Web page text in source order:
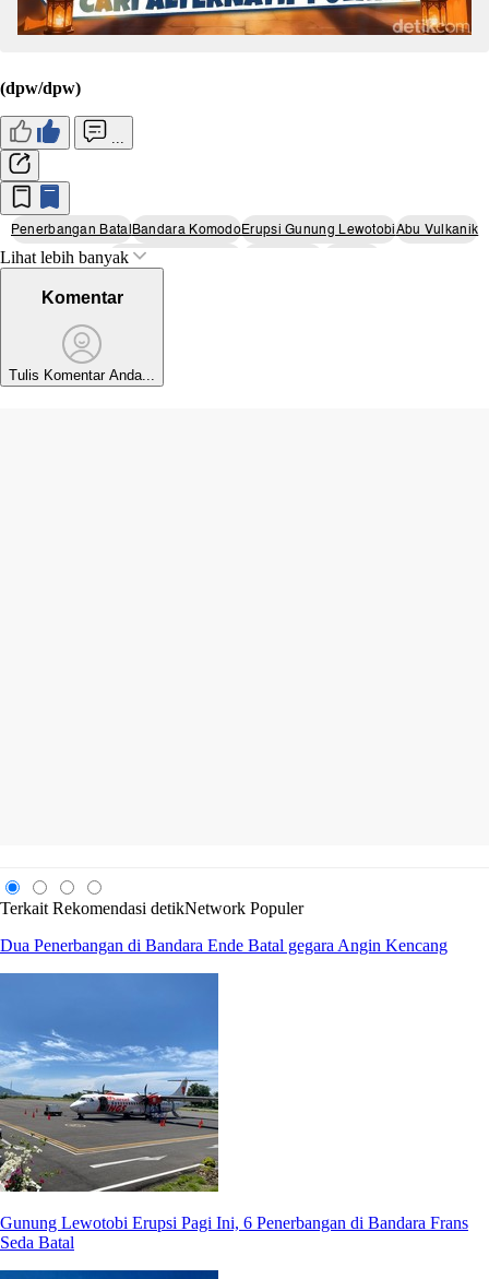
(dpw/dpw)
Penerbangan BatalBandara KomodoErupsi Gunung LewotobiAbu Vulkanik
Nusa Tenggara Timur
Lihat lebih banyak
Komentar
Tulis Komentar Anda...
Terkait Rekomendasi detikNetwork Populer
Dua Penerbangan di Bandara Ende Batal gegara Angin Kencang
Gunung Lewotobi Erupsi Pagi Ini, 6 Penerbangan di Bandara Frans
Seda Batal